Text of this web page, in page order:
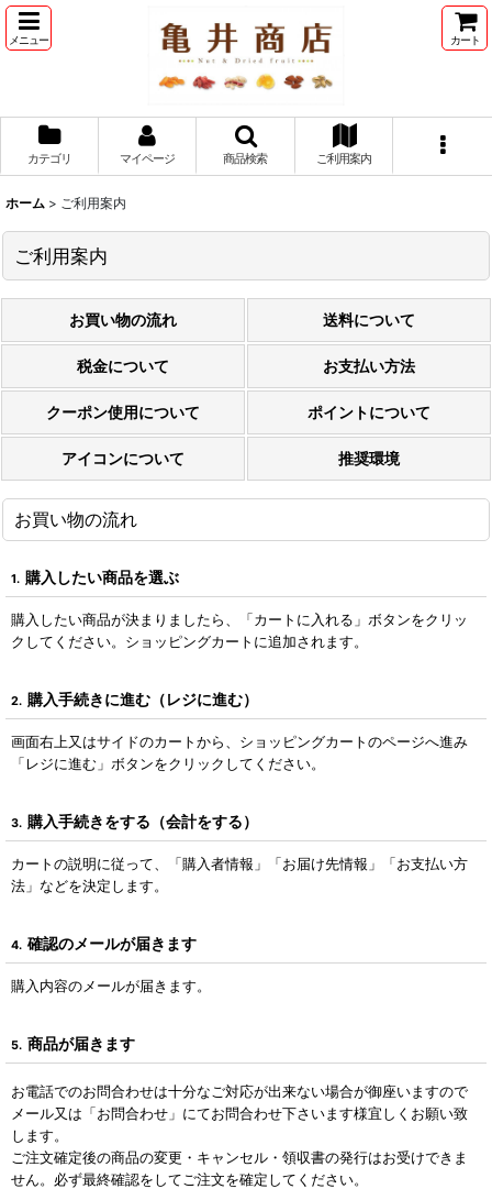
メニュー カート
カテゴリ マイページ 商品検索 ご利用案内
ホーム > ご利用案内
ご利用案内
お買い物の流れ 送料について
税金について お支払い方法
クーポン使用について ポイントについて
アイコンについて 推奨環境
お買い物の流れ
1. 購入したい商品を選ぶ
購入したい商品が決まりましたら、「カートに入れる」ボタンをクリッ
クしてください。ショッピングカートに追加されます。
2. 購入手続きに進む（レジに進む）
画面右上又はサイドのカートから、ショッピングカートのページへ進み
「レジに進む」ボタンをクリックしてください。
3. 購入手続きをする（会計をする）
カートの説明に従って、「購入者情報」「お届け先情報」「お支払い方
法」などを決定します。
4. 確認のメールが届きます
購入内容のメールが届きます。
5. 商品が届きます
お電話でのお問合わせは十分なご対応が出来ない場合が御座いますので
メール又は「お問合わせ」にてお問合わせ下さいます様宜しくお願い致
します。
ご注文確定後の商品の変更・キャンセル・領収書の発行はお受けできま
せん。必ず最終確認をしてご注文を確定してください。